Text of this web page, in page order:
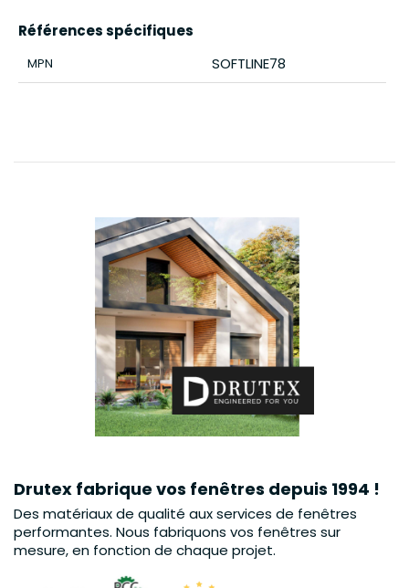
Références spécifiques
MPN SOFTLINE78
Drutex fabrique vos fenêtres depuis 1994 !
Des matériaux de qualité aux services de fenêtres
performantes. Nous fabriquons vos fenêtres sur
mesure, en fonction de chaque projet.